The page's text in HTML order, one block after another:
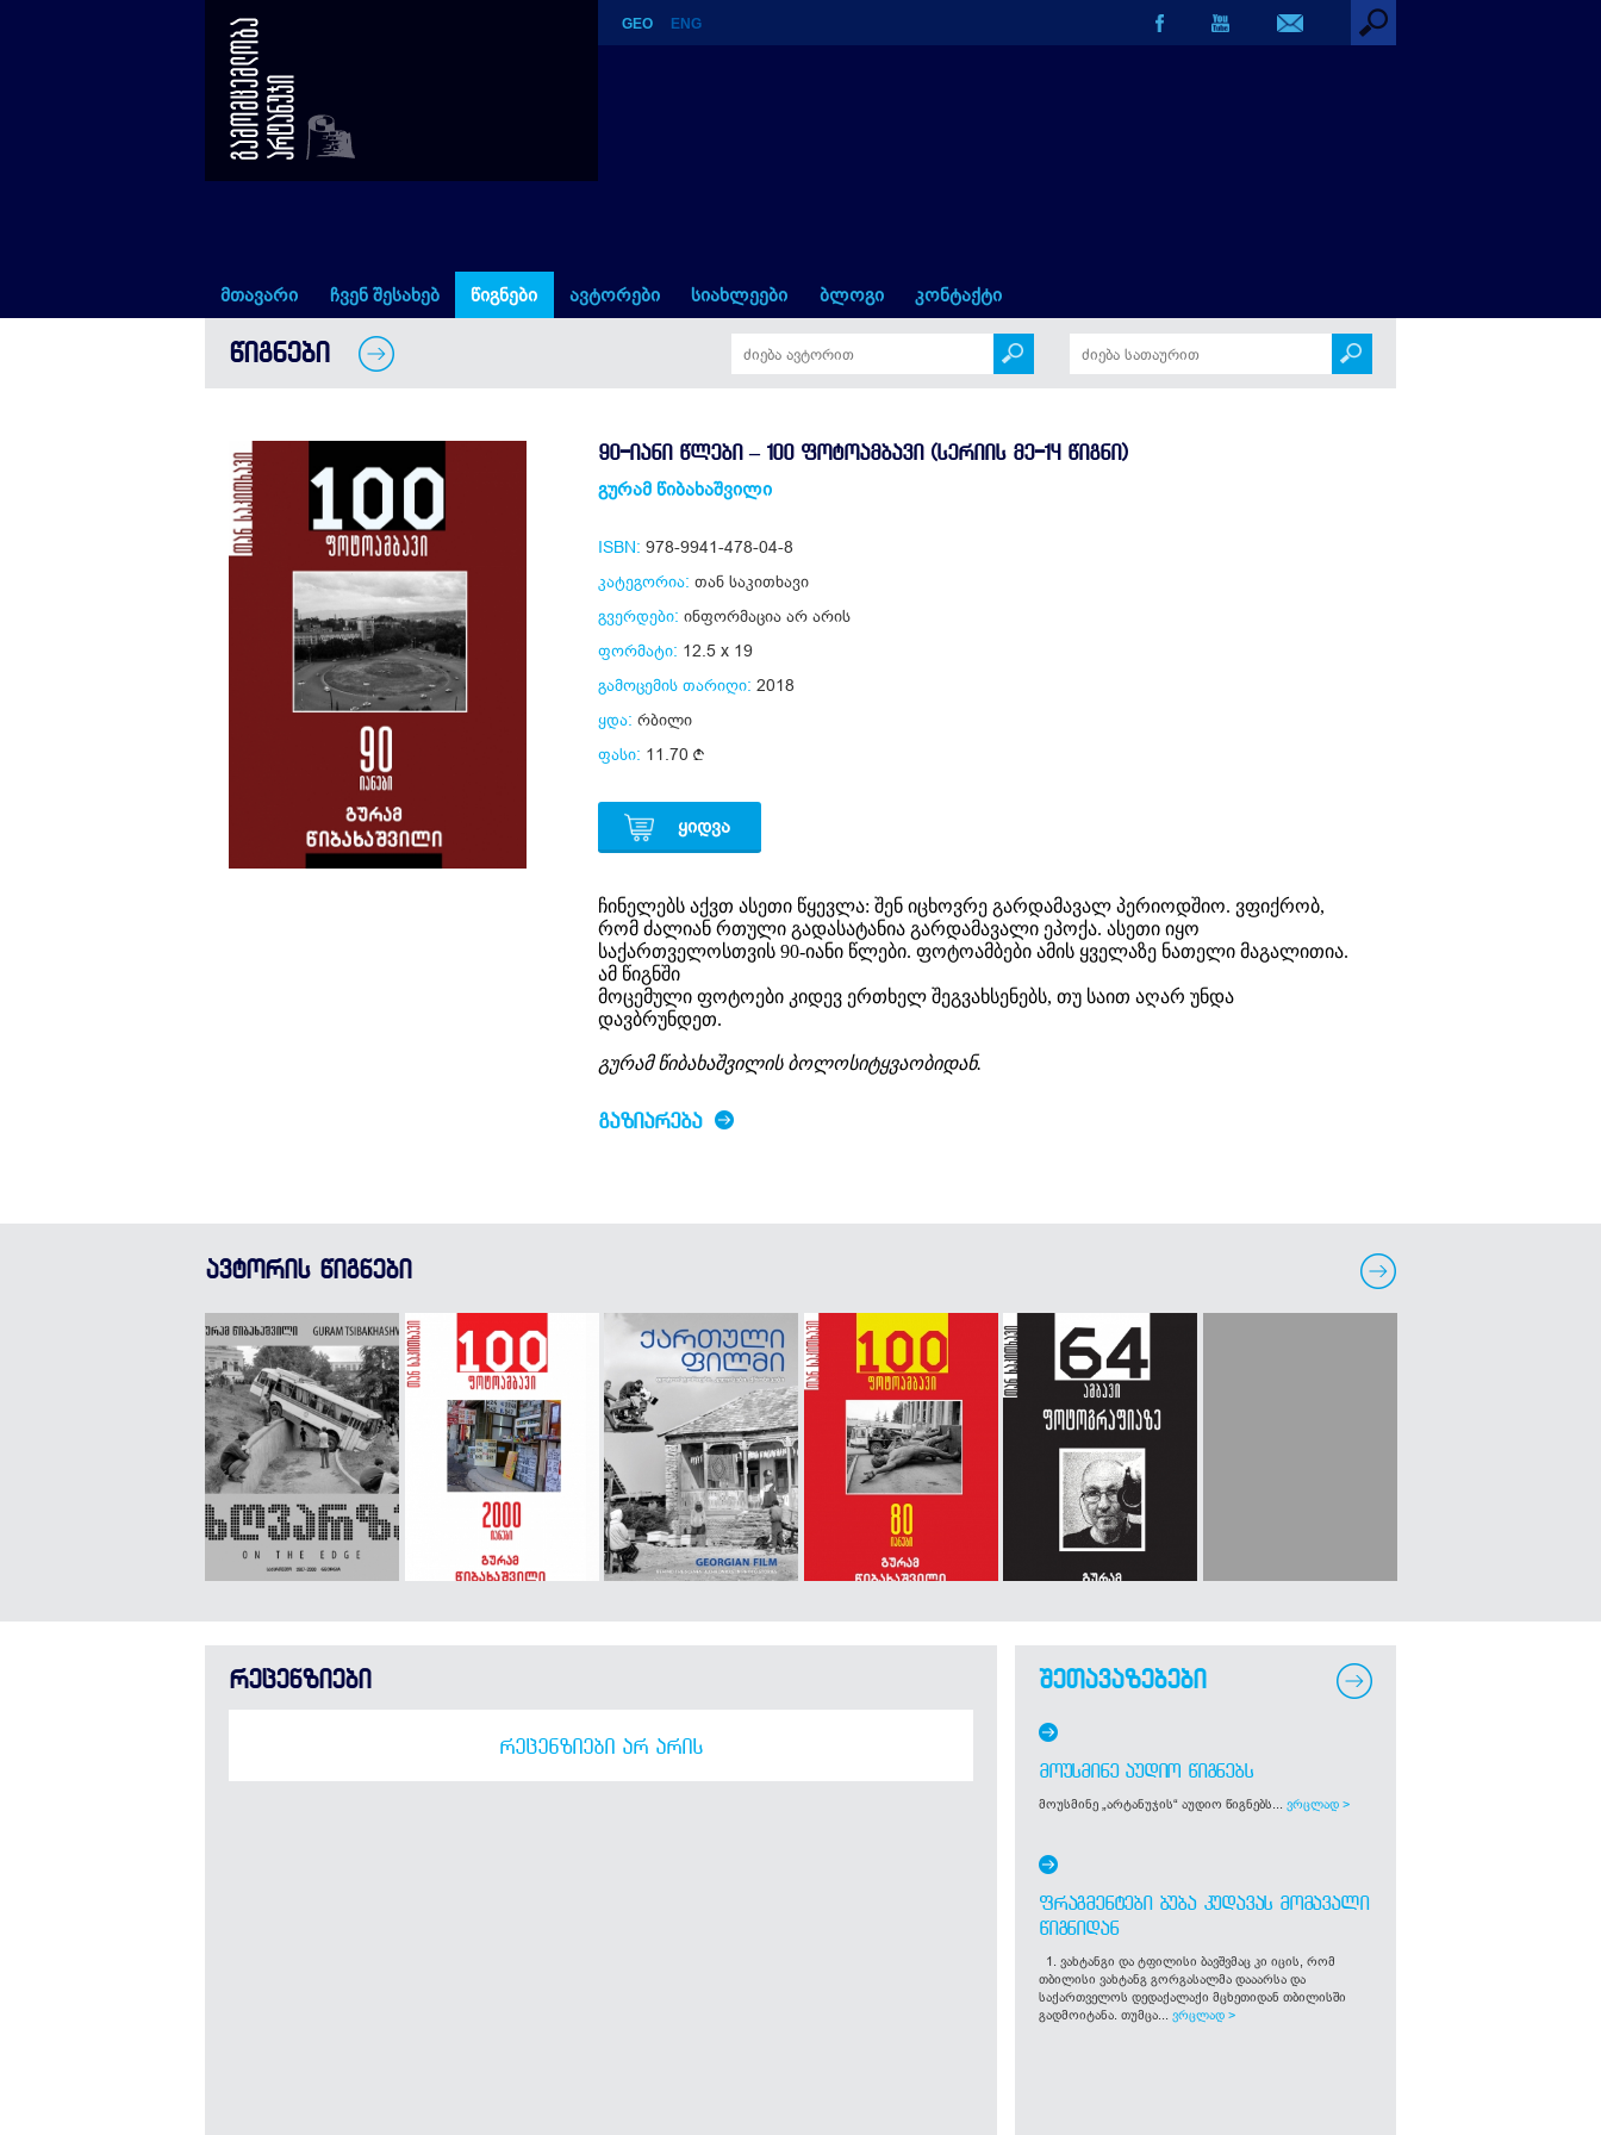
90-იანი წლები – 100 ფოტოამბავი (სერიის მე-14 წიგნი)
GEO ENG
მთავარი ჩვენ შესახებ წიგნები ავტორები სიახლეები ბლოგი კონტაქტი
ᲬᲘᲒᲜᲔᲑᲘ
90-ᲘᲐᲜᲘ ᲬᲚᲔᲑᲘ – 100 ᲤᲝᲢᲝᲐᲛᲑᲐᲕᲘ (ᲡᲔᲠᲘᲘᲡ ᲛᲔ-14 ᲬᲘᲒᲜᲘ)
გურამ წიბახაშვილი
ISBN: 978-9941-478-04-8
კატეგორია: თან საკითხავი
გვერდები: ინფორმაცია არ არის
ფორმატი: 12.5 x 19
გამოცემის თარიღი: 2018
ყდა: რბილი
ფასი: 11.70
ᲧᲘᲓᲕᲐ
ჩინელებს აქვთ ასეთი წყევლა: შენ იცხოვრე გარდამავალ პერიოდშიო. ვფიქრობ,
რომ ძალიან რთული გადასატანია გარდამავალი ეპოქა. ასეთი იყო
საქართველოსთვის 90-იანი წლები. ფოტოამბები ამის ყველაზე ნათელი მაგალითია.
ამ წიგნში
მოცემული ფოტოები კიდევ ერთხელ შეგვახსენებს, თუ საით აღარ უნდა
დავბრუნდეთ.
გურამ წიბახაშვილის ბოლოსიტყვაობიდან.
ᲒᲐᲖᲘᲐᲠᲔᲑᲐ
ავტორის წიგნები
რეცენზიები
ᲠᲔᲪᲔᲜᲖᲘᲔᲑᲘ ᲐᲠ ᲐᲠᲘᲡ
შეთავაზებები
ᲛᲝᲣᲡᲛᲘᲜᲔ ᲐᲣᲓᲘᲝ ᲬᲘᲒᲜᲔᲑᲡ
მოუსმინე „არტანუჯის“ აუდიო წიგნებს... ვრცლად >
ᲤᲠᲐᲒᲛᲔᲜᲢᲔᲑᲘ ᲑᲣᲑᲐ ᲙᲣᲓᲐᲕᲐᲡ ᲛᲝᲛᲐᲕᲐᲚᲘ
ᲬᲘᲒᲜᲘᲓᲐᲜ
1. ვახტანგი და ტფილისი ბავშვმაც კი იცის, რომ
თბილისი ვახტანგ გორგასალმა დააარსა და
საქართველოს დედაქალაქი მცხეთიდან თბილისში
გადმოიტანა. თუმცა... ვრცლად >